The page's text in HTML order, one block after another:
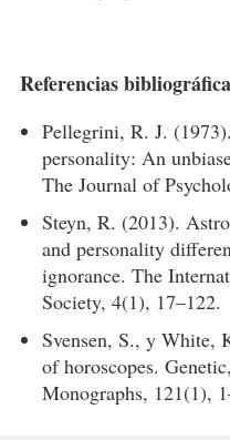
Referencias
Pellegrini, R. J.
personality: An
The Journal of
Steyn, R. (2013).
and personality
ignorance. The
Society, 4(1), 17–122.
Svensen, S., y White,
of horoscopes.
Monographs, 121(1),